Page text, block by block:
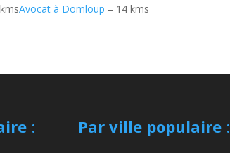
Avocat à Domloup – 14 kms
: Par ville populaire: